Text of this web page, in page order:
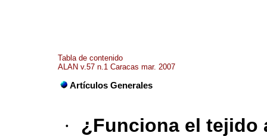
Tabla de contenido
ALAN v.57 n.1 Caracas mar. 2007
Artículos Generales
·
¿Funciona el tejido